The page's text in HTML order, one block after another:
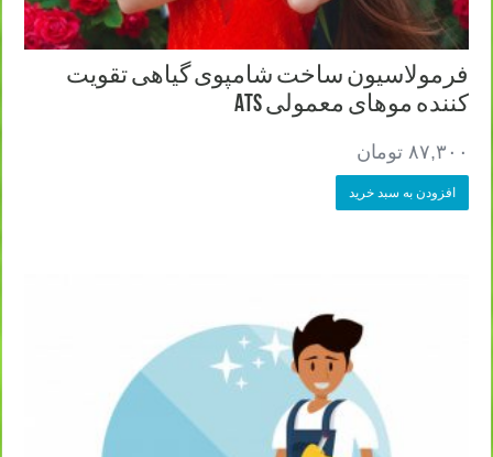
فرمولاسیون ساخت شامپوی گیاهی تقویت
کننده موهای معمولی ATS
۸۷,۳۰۰ تومان
افزودن به سبد خرید